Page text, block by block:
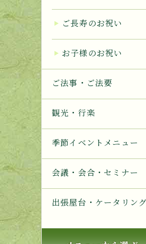
ご長寿のお祝い
お子様のお祝い
ご法事・ご法要
観光・行楽
季節イベントメニュー
会議・会合・セミナー
出張屋台・ケータリング